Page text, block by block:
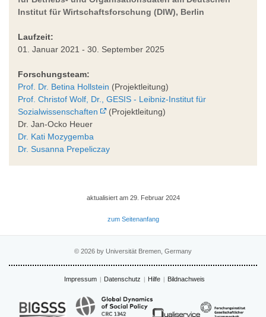
Institut für Wirtschaftsforschung (DIW), Berlin
Laufzeit:
01. Januar 2021 - 30. September 2025
Forschungsteam:
Prof. Dr. Betina Hollstein (Projektleitung)
Prof. Christof Wolf, Dr., GESIS - Leibniz-Institut für
Sozialwissenschaften
(Projektleitung)
Dr. Jan-Ocko Heuer
Dr. Kati Mozygemba
Dr. Susanna Prepeliczay
aktualisiert am 29. Februar 2024
zum Seitenanfang
© 2026 by Universität Bremen, Germany
Impressum Datenschutz Hilfe Bildnachweis